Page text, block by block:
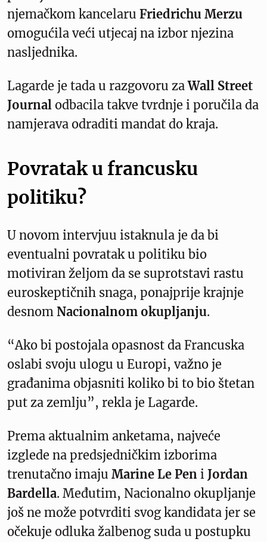
njemačkom kancelaru Friedrichu Merzu
omogućila veći utjecaj na izbor njezina
nasljednika.
Lagarde je tada u razgovoru zaWall Street
Journal odbacila takve tvrdnje i poručila da
namjerava odraditi mandat do kraja.
Povratak u francusku
politiku?
U novom intervjuu istaknula je da bi
eventualni povratak u politiku bio
motiviran željom da se suprotstavi rastu
euroskeptičnih snaga, ponajprije krajnje
desnom Nacionalnom okupljanju.
“Ako bi postojala opasnost da Francuska
oslabi svoju ulogu u Europi, važno je
građanima objasniti koliko bi to bio štetan
put za zemlju”, rekla je Lagarde.
Prema aktualnim anketama, najveće
izglede na predsjedničkim izborima
trenutačno imaju Marine Le Pen i Jordan
Bardella. Međutim, Nacionalno okupljanje
još ne može potvrditi svog kandidata jer se
očekuje odluka žalbenog suda u postupku